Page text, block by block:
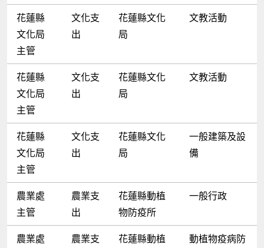
花蓮縣
文化局
主管
文化支
出
花蓮縣文化
局
文教活動
花蓮縣
文化局
主管
文化支
出
花蓮縣文化
局
文教活動
花蓮縣
文化局
主管
文化支
出
花蓮縣文化
局
一般建築及設
備
農業處
主管
農業支
出
花蓮縣動植
物防疫所
一般行政
農業處
農業支
花蓮縣動植
動植物疫病防